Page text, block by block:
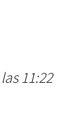
11:22